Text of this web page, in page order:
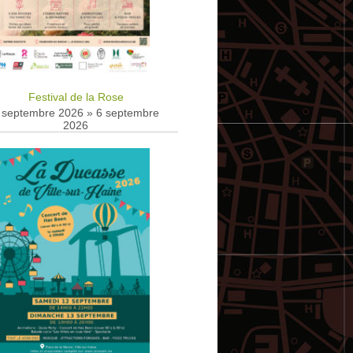
Festival de la Rose
2026 » 6 septembre
2026